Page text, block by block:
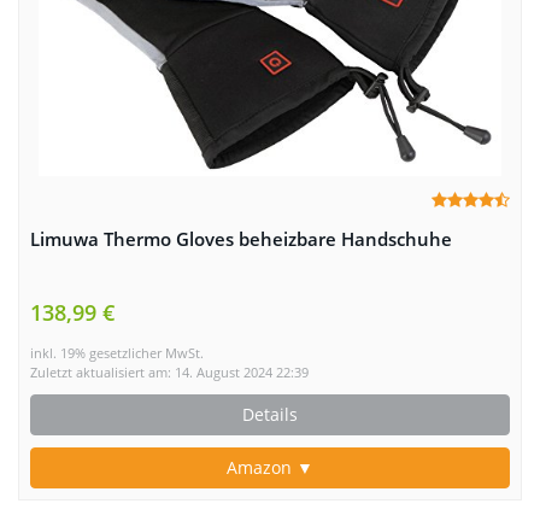
Limuwa Thermo Gloves beheizbare Handschuhe
138,99 €
inkl. 19% gesetzlicher MwSt.
Zuletzt aktualisiert am: 14. August 2024 22:39
Details
Amazon ▼